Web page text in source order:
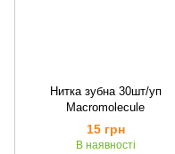
Нитка зубна 30шт/уп
Macromolecule
15 грн
В наявності